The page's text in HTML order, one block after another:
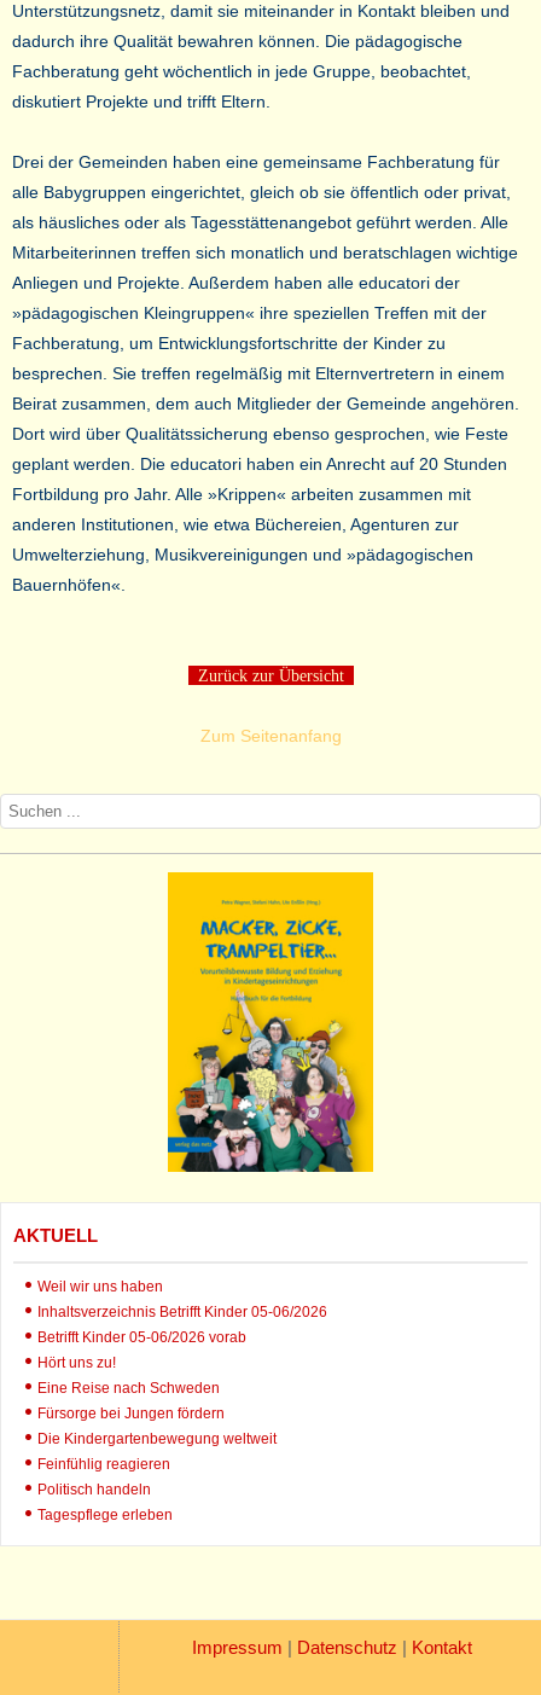
Unterstützungsnetz, damit sie miteinander in Kontakt bleiben und
dadurch ihre Qualität bewahren können. Die pädagogische
Fachberatung geht wöchentlich in jede Gruppe, beobachtet,
diskutiert Projekte und trifft Eltern.
Drei der Gemeinden haben eine gemeinsame Fachberatung für
alle Babygruppen eingerichtet, gleich ob sie öffentlich oder privat,
als häusliches oder als Tagesstättenangebot geführt werden. Alle
Mitarbeiterinnen treffen sich monatlich und beratschlagen wichtige
Anliegen und Projekte. Außerdem haben alle educatori der
»pädagogischen Kleingruppen« ihre speziellen Treffen mit der
Fachberatung, um Entwicklungsfortschritte der Kinder zu
besprechen. Sie treffen regelmäßig mit Elternvertretern in einem
Beirat zusammen, dem auch Mitglieder der Gemeinde angehören.
Dort wird über Qualitätssicherung ebenso gesprochen, wie Feste
geplant werden. Die educatori haben ein Anrecht auf 20 Stunden
Fortbildung pro Jahr. Alle »Krippen« arbeiten zusammen mit
anderen Institutionen, wie etwa Büchereien, Agenturen zur
Umwelterziehung, Musikvereinigungen und »pädagogischen
Bauernhöfen«.
Zurück zur Übersicht
Zum Seitenanfang
AKTUELL
Weil wir uns haben
Inhaltsverzeichnis Betrifft Kinder 05-06/2026
Betrifft Kinder 05-06/2026 vorab
Hört uns zu!
Eine Reise nach Schweden
Fürsorge bei Jungen fördern
Die Kindergartenbewegung weltweit
Feinfühlig reagieren
Politisch handeln
Tagespflege erleben
Impressum | Datenschutz | Kontakt